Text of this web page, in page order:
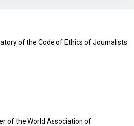
of the Code of Ethics of Journalists
of the World Association of